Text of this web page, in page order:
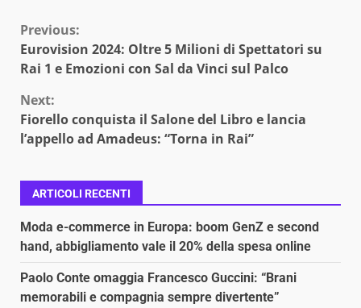
Continue
Reading
Previous:
Eurovision 2024: Oltre 5 Milioni di Spettatori su
Rai 1 e Emozioni con Sal da Vinci sul Palco
Next:
Fiorello conquista il Salone del Libro e lancia
l’appello ad Amadeus: “Torna in Rai”
ARTICOLI RECENTI
Moda e-commerce in Europa: boom GenZ e second
hand, abbigliamento vale il 20% della spesa online
Paolo Conte omaggia Francesco Guccini: “Brani
memorabili e compagnia sempre divertente”